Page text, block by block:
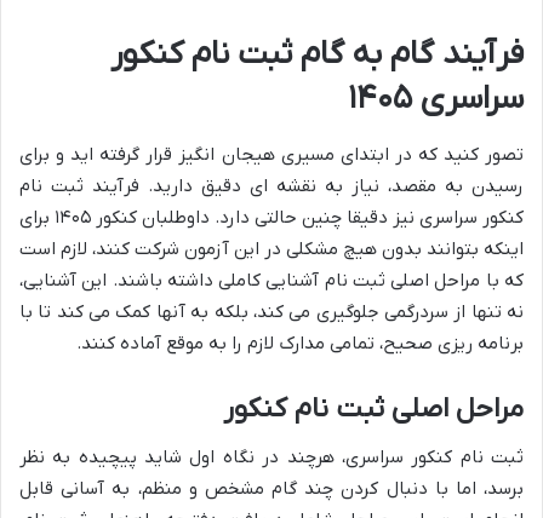
فرآیند گام به گام ثبت نام کنکور
سراسری ۱۴۰۵
تصور کنید که در ابتدای مسیری هیجان انگیز قرار گرفته اید و برای
رسیدن به مقصد، نیاز به نقشه ای دقیق دارید. فرآیند ثبت نام
کنکور سراسری نیز دقیقا چنین حالتی دارد. داوطلبان کنکور ۱۴۰۵ برای
اینکه بتوانند بدون هیچ مشکلی در این آزمون شرکت کنند، لازم است
که با مراحل اصلی ثبت نام آشنایی کاملی داشته باشند. این آشنایی،
نه تنها از سردرگمی جلوگیری می کند، بلکه به آنها کمک می کند تا با
برنامه ریزی صحیح، تمامی مدارک لازم را به موقع آماده کنند.
مراحل اصلی ثبت نام کنکور
ثبت نام کنکور سراسری، هرچند در نگاه اول شاید پیچیده به نظر
برسد، اما با دنبال کردن چند گام مشخص و منظم، به آسانی قابل